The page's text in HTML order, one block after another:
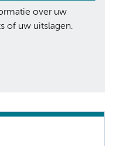
over uw
of uw uitslagen.